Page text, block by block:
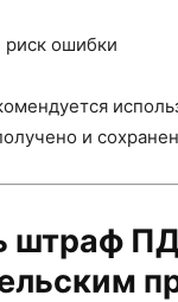
ошибки
и
штраф